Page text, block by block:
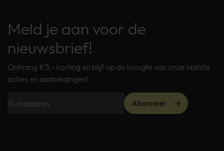
Meld je aan voor de
nieuwsbrief!
Ontvang €5,- korting en blijf op de hoogte van onze laatste
acties en aanbiedingen!
Abonneer